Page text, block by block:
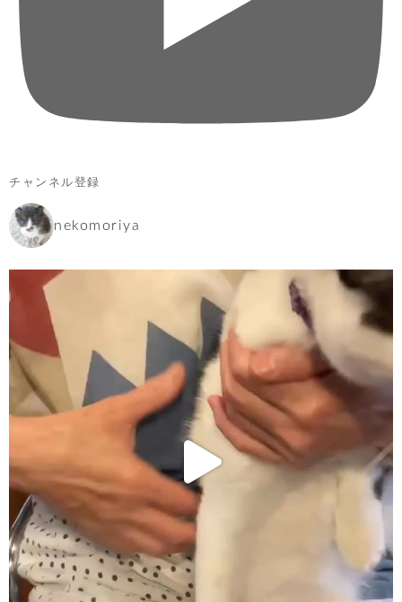
チャンネル登録
nekomoriya